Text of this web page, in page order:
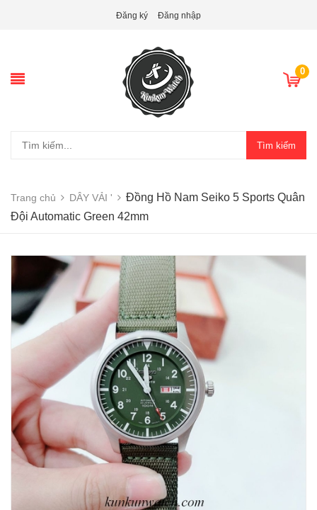
Đăng ký Đăng nhập
0
Tìm kiếm
Trang chủ DÂY VẢI '
Đồng Hồ Nam Seiko 5 Sports Quân
Đội Automatic Green 42mm